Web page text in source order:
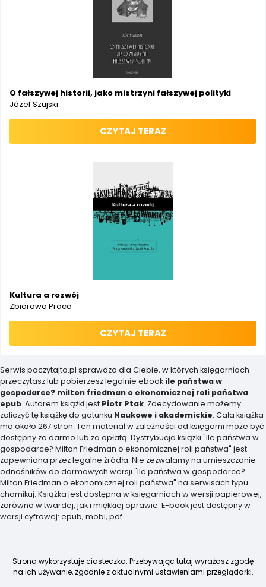
O fałszywej historii, jako mistrzyni fałszywej polityki
Józef Szujski
CZYTAJ TERAZ
Kultura a rozwój
Zbiorowa Praca
CZYTAJ TERAZ
Serwis poczytajto.pl sprawdza dla Ciebie, w których księgarniach
przeczytasz lub pobierzesz legalnie ebook ile państwa w
gospodarce? milton friedman o ekonomicznej roli państwa
epub. Autorem książki jest Piotr Ptak. Zdecydowanie możemy
zaliczyć tę książkę do gatunku Naukowe i akademickie. Cała książka
ma około 267 stron. Ten materiał w zależności od księgarni może być
dostępny za darmo lub za opłatą. Dystrybucja książki "Ile państwa w
gospodarce? Milton Friedman o ekonomicznej roli państwa" jest
zapewniana przez legalne źródła. Nie zezwalamy na umieszczanie
odnośników do darmowych wersji "Ile państwa w gospodarce?
Milton Friedman o ekonomicznej roli państwa" na serwisach typu
chomikuj. Książka jest dostępna w księgarniach w wersji papierowej,
zarówno w twardej, jak i miękkiej oprawie. E-book jest dostępny w
wersji cyfrowej: epub, mobi, pdf.
Strona wykorzystuje ciasteczka. Przebywając tutaj wyrażasz zgodę
na ich używanie, zgodnie z aktualnymi ustawieniami przeglądarki.